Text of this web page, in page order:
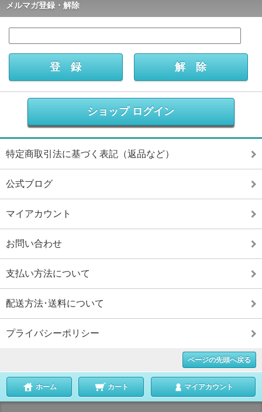
メルマガ登録・解除
ショップ ログイン
特定商取引法に基づく表記（返品など）
公式ブログ
マイアカウント
お問い合わせ
支払い方法について
配送方法･送料について
プライバシーポリシー
ページの先頭へ戻る
ホーム カート マイアカウント